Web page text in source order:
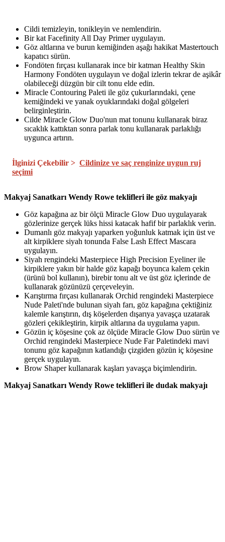
Cildi temizleyin, tonikleyin ve nemlendirin.
Bir kat Facefinity All Day Primer uygulayın.
Göz altlarına ve burun kemiğinden aşağı hakikat Mastertouch
kapatıcı sürün.
Fondöten fırçası kullanarak ince bir katman Healthy Skin
Harmony Fondöten uygulayın ve doğal izlerin tekrar de aşikâr
olabileceği düzgün bir cilt tonu elde edin.
Miracle Contouring Paleti ile göz çukurlarındaki, çene
kemiğindeki ve yanak oyuklarındaki doğal gölgeleri
belirginleştirin.
Cilde Miracle Glow Duo'nun mat tonunu kullanarak biraz
sıcaklık kattıktan sonra parlak tonu kullanarak parlaklığı
uygunca artırın.
İlginizi Çekebilir > Cildinize ve saç renginize uygun ruj
seçimi
Makyaj Sanatkarı Wendy Rowe teklifleri ile göz makyajı
Göz kapağına az bir ölçü Miracle Glow Duo uygulayarak
gözlerinize gerçek lüks hissi katacak hafif bir parlaklık verin.
Dumanlı göz makyajı yaparken yoğunluk katmak için üst ve
alt kirpiklere siyah tonunda False Lash Effect Mascara
uygulayın.
Siyah rengindeki Masterpiece High Precision Eyeliner ile
kirpiklere yakın bir halde göz kapağı boyunca kalem çekin
(ürünü bol kullanın), birebir tonu alt ve üst göz içlerinde de
kullanarak gözünüzü çerçeveleyin.
Karıştırma fırçası kullanarak Orchid rengindeki Masterpiece
Nude Paleti'nde bulunan siyah farı, göz kapağına çektiğiniz
kalemle karıştırın, dış köşelerden dışarıya yavaşça uzatarak
gözleri çekikleştirin, kirpik altlarına da uygulama yapın.
Gözün iç köşesine çok az ölçüde Miracle Glow Duo sürün ve
Orchid rengindeki Masterpiece Nude Far Paletindeki mavi
tonunu göz kapağının katlandığı çizgiden gözün iç köşesine
gerçek uygulayın.
Brow Shaper kullanarak kaşları yavaşça biçimlendirin.
Makyaj Sanatkarı Wendy Rowe teklifleri ile dudak makyajı